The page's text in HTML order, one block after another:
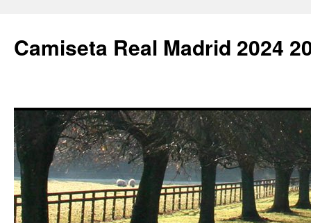
Camiseta Real Madrid 2024